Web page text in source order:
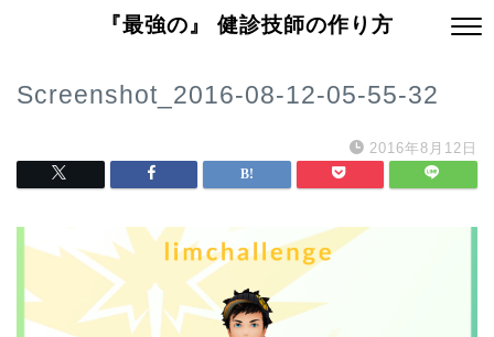
『最強の』 健診技師の作り方
Screenshot_2016-08-12-05-55-32
2016年8月12日